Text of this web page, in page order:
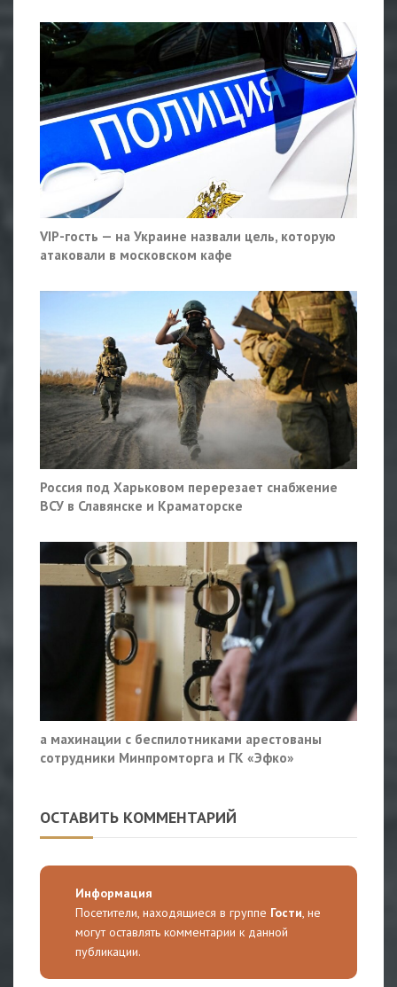
VIP-гость — на Украине назвали цель, которую
атаковали в московском кафе
Россия под Харьковом перерезает снабжение
ВСУ в Славянске и Краматорске
а махинации с беспилотниками арестованы
сотрудники Минпромторга и ГК «Эфко»
ОСТАВИТЬ КОММЕНТАРИЙ
Информация
Посетители, находящиеся в группе Гости, не
могут оставлять комментарии к данной
публикации.